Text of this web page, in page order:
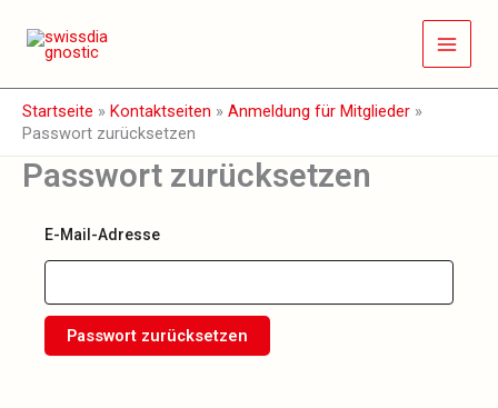
Inhalt
Startseite » Kontaktseiten » Anmeldung für Mitglieder »
Passwort zurücksetzen
Passwort zurücksetzen
E-Mail-Adresse